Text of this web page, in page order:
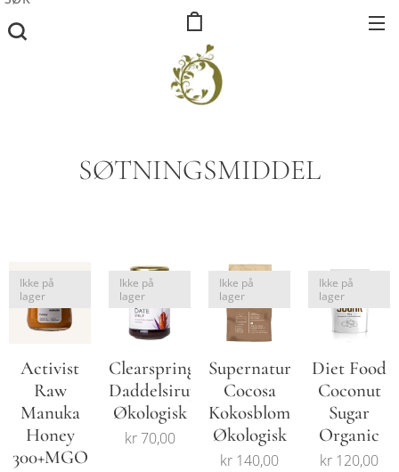
SØTNINGSMIDDEL
Activist
Raw
Manuka
Honey
300+MGO
Ikke på
lager
Clearspring
Daddelsirup
Økologisk
Ikke på
lager
kr 70,00
Supernature
Cocosa
Kokosblomstsukker
Økologisk
Ikke på
lager
kr 140,00
Diet Food
Coconut
Sugar
Organic
Ikke på
lager
kr 120,00